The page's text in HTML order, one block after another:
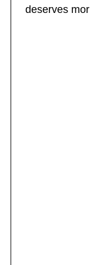
deserves mor